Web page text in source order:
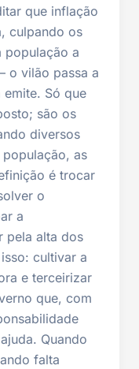
que inflação
culpando os
população a
o vilão passa a
emite. Só que
são os
diversos
as
é trocar
o
a
pela alta dos
cultivar a
e terceirizar
que, com
Quando
falta